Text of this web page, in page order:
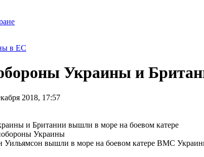
в ЕС
Украины и
2018, 17:57
Украины
Уильямсон вышли в море на боевом катере ВМС